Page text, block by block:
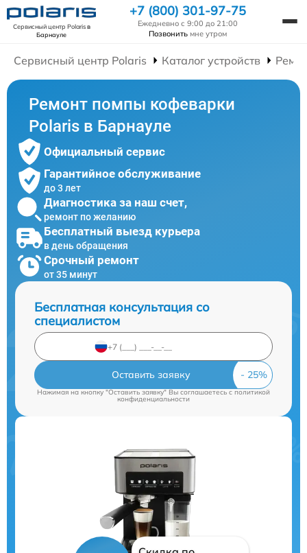
Сервисный центр Polarisв
Барнауле
+7 (800) 301-97-75
Ежедневно с 9:00 до 21:00
Позвонить мне утром
Сервисный центр Polaris Каталог устройств
Ремонт помпы кофеварки
Polaris в Барнауле
Официальный сервис
Гарантийное обслуживание
до 3 лет
Диагностика за наш счет,
ремонт по желанию
Бесплатный выезд курьера
в день обращения
Срочный ремонт
от 35 минут
Бесплатная консультация со
специалистом
Оставить заявку
Нажимая на кнопку "Оставить заявку" Вы соглашаетесь cполитикой
конфиденциальности